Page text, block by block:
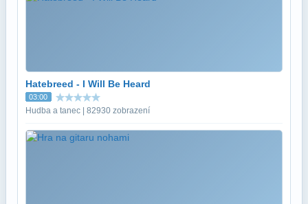
Hatebreed - I Will Be Heard
03:00
Hudba a tanec | 82930 zobrazení